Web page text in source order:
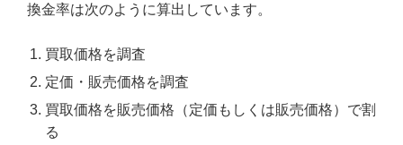
換金率は次のように算出しています。
買取価格を調査
定価・販売価格を調査
買取価格を販売価格（定価もしくは販売価格）で割
る